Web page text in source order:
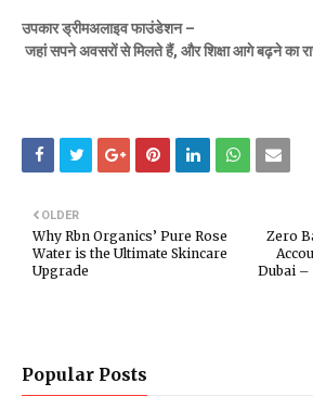
उपकारड्रीमअलाइवफाउंडेशन–
जहांसपनेअवसरोंसेमिलतेहैं, औरशिक्षाआगेबढ़नेका
Zero
Dubai –
OLDER
Why Rbn Organics’ Pure Rose
Water is the Ultimate Skincare
Upgrade
Popular Posts